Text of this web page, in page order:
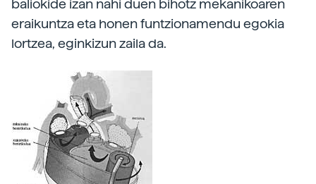
baliokide izan nahi duen bihotz mekanikoaren
eraikuntza eta honen funtzionamendu egokia
lortzea, eginkizun zaila da.